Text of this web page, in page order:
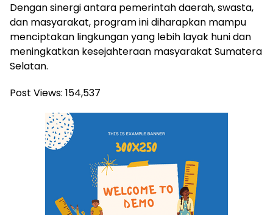
Dengan sinergi antara pemerintah daerah, swasta,
dan masyarakat, program ini diharapkan mampu
menciptakan lingkungan yang lebih layak huni dan
meningkatkan kesejahteraan masyarakat Sumatera
Selatan.
Post Views: 154,537